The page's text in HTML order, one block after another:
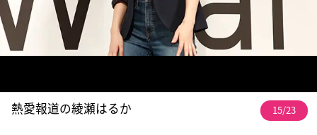
熱愛報道の綾瀬はるか 15/23